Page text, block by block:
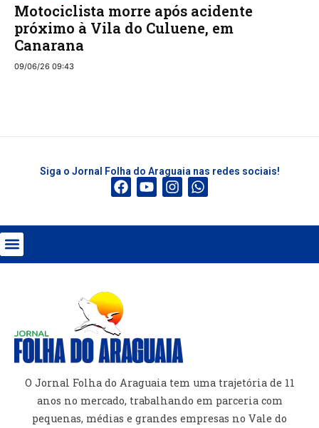
Motociclista morre após acidente
próximo à Vila do Culuene, em
Canarana
09/06/26 09:43
Siga o Jornal Folha do Araguaia nas redes sociais!
O Jornal Folha do Araguaia tem uma trajetória de 11
anos no mercado, trabalhando em parceria com
pequenas, médias e grandes empresas no Vale do